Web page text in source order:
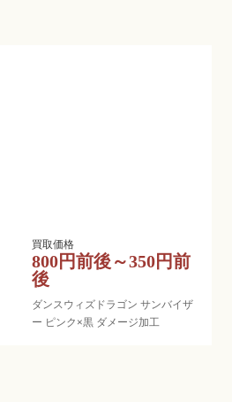
800円前後～350円前
後
ダンスウィズドラゴン サンバイザ
ー ピンク×黒 ダメージ加工